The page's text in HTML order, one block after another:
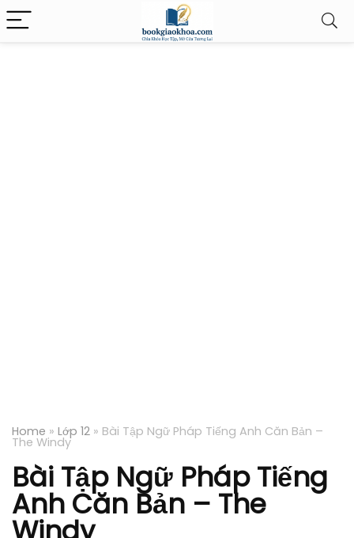
Home » Lớp 12 » Bài Tập Ngữ Pháp Tiếng Anh Căn Bản –
The Windy
Bài Tập Ngữ Pháp Tiếng
Anh Căn Bản – The